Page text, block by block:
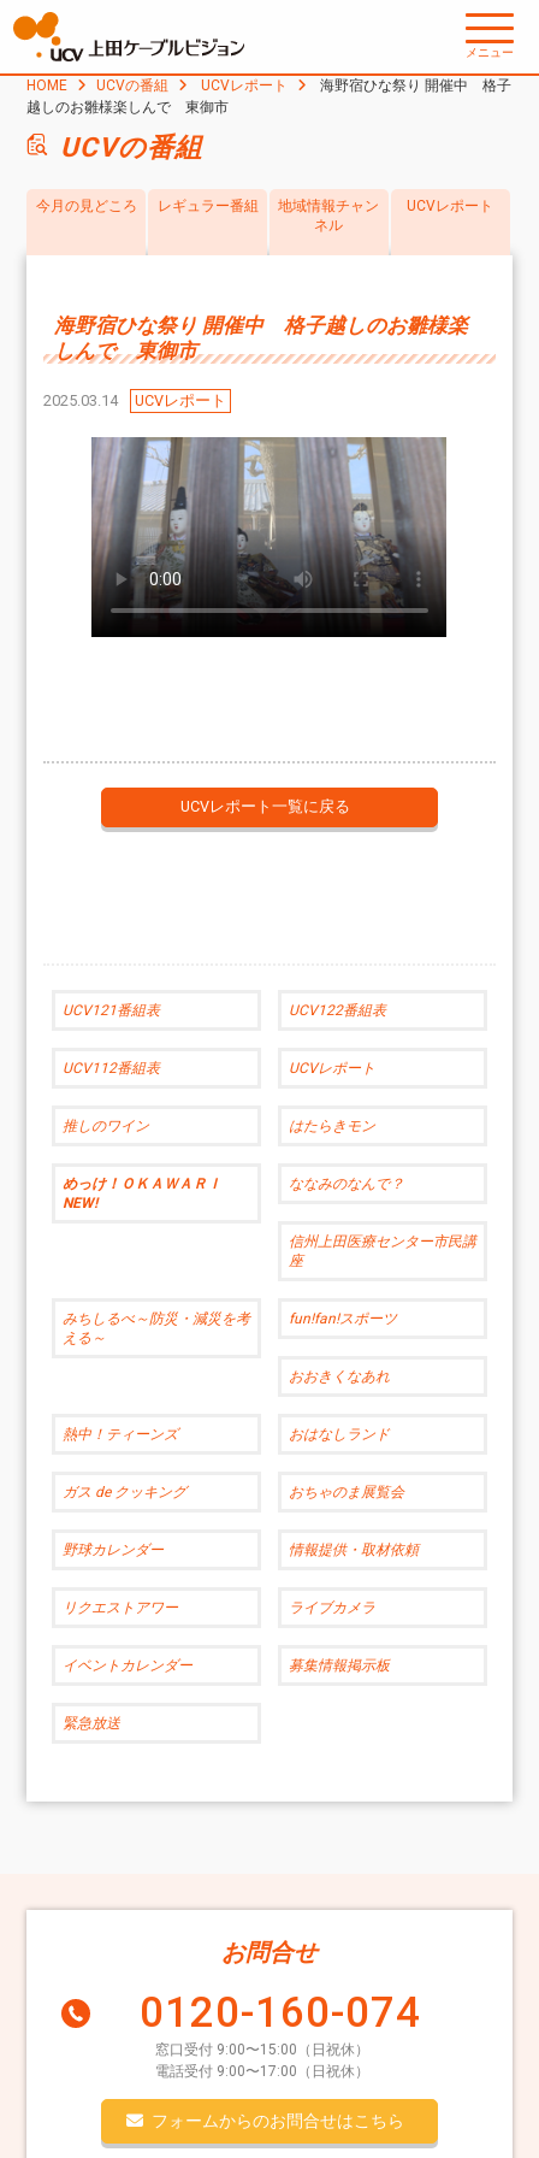
メニュー
HOME UCVの番組 UCVレポート
海野宿ひな祭り 開催中 格子
越しのお雛様楽しんで 東御市
UCVの番組
今月の見どころ レギュラー番組
地域情報チャン
ネル
UCVレポート
海野宿ひな祭り 開催中 格子越しのお雛様楽
しんで 東御市
2025.03.14 UCVレポート
UCVレポート一覧に戻る
UCV121番組表 UCV122番組表
UCV112番組表 UCVレポート
推しのワイン はたらきモン
めっけ！ＯＫＡＷＡＲＩ
NEW!
ななみのなんで？
信州上田医療センター市民講
座
みちしるべ～防災・減災を考
える～
fun!fan!スポーツ
おおきくなあれ
熱中！ティーンズ おはなしランド
ガス de クッキング おちゃのま展覧会
野球カレンダー 情報提供・取材依頼
リクエストアワー ライブカメラ
イベントカレンダー 募集情報掲示板
緊急放送
お問合せ
0120-160-074
窓口受付 9:00〜15:00（日祝休）
電話受付 9:00〜17:00（日祝休）
フォームからのお問合せはこちら